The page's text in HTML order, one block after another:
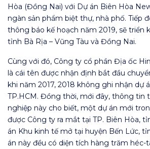
Hòa (Đồng Nai) với Dự án Biên Hòa
ngàn sản phẩm biệt thự, nhà phố. Tiếp
thông báo kế hoạch năm 2019, sẽ triển
tỉnh Bà Rịa – Vũng Tàu và Đồng Nai.
Cùng với đó, Công ty cổ phần Địa ốc
là cái tên được nhận định bắt đầu
khi năm 2017, 2018 không ghi nhận dự
TP.HCM. Đồng thời, mới đây, thông tin
nghiệp này cho biết, một dự án mới
được Công ty ra mắt tại TP. Biên Hòa,
án Khu kinh tế mở tại huyện Bến Lức,
án này đều có diện tích hàng trăm héc-